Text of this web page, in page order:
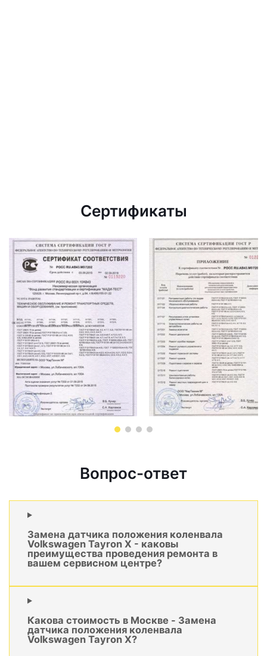
Сертификаты
Вопрос-ответ
Замена датчика положения коленвала
Volkswagen Tayron X - каковы
преимущества проведения ремонта в
вашем сервисном центре?
Какова стоимость в Москве - Замена
датчика положения коленвала
Volkswagen Tayron X?